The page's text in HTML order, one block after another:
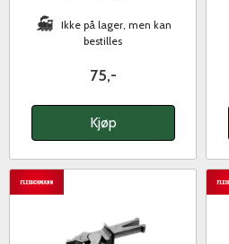
Ikke på lager, men kan
bestilles
75,-
Kjøp